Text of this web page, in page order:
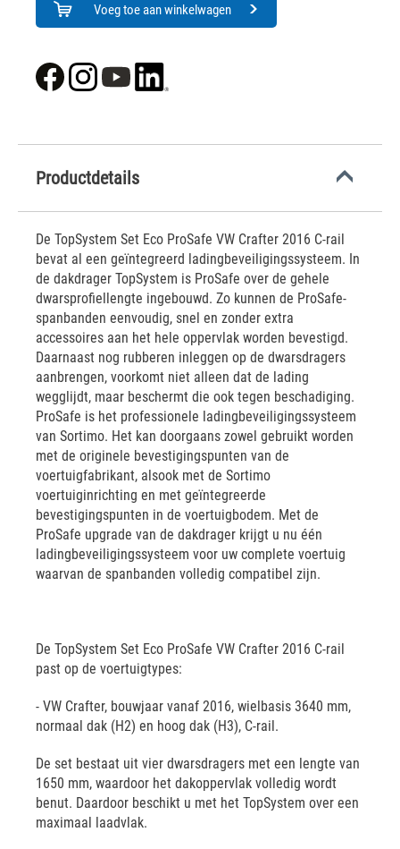
Voeg toe aan winkelwagen
Productdetails
De TopSystem Set Eco ProSafe VW Crafter 2016 C-rail
bevat al een geïntegreerd ladingbeveiligingssysteem. In
de dakdrager TopSystem is ProSafe over de gehele
dwarsprofiellengte ingebouwd. Zo kunnen de ProSafe-
spanbanden eenvoudig, snel en zonder extra
accessoires aan het hele oppervlak worden bevestigd.
Daarnaast nog rubberen inleggen op de dwarsdragers
aanbrengen, voorkomt niet alleen dat de lading
wegglijdt, maar beschermt die ook tegen beschadiging.
ProSafe is het professionele ladingbeveiligingssysteem
van Sortimo. Het kan doorgaans zowel gebruikt worden
met de originele bevestigingspunten van de
voertuigfabrikant, alsook met de Sortimo
voertuiginrichting en met geïntegreerde
bevestigingspunten in de voertuigbodem. Met de
ProSafe upgrade van de dakdrager krijgt u nu één
ladingbeveiligingssysteem voor uw complete voertuig
waarvan de spanbanden volledig compatibel zijn.
De TopSystem Set Eco ProSafe VW Crafter 2016 C-rail
past op de voertuigtypes:
- VW Crafter, bouwjaar vanaf 2016, wielbasis 3640 mm,
normaal dak (H2) en hoog dak (H3), C-rail.
De set bestaat uit vier dwarsdragers met een lengte van
1650 mm, waardoor het dakoppervlak volledig wordt
benut. Daardoor beschikt u met het TopSystem over een
maximaal laadvlak.